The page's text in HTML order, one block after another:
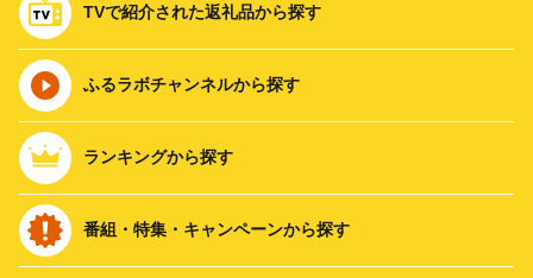
TVで紹介された返礼品から探す
ふるラボチャンネルから探す
ランキングから探す
番組・特集・キャンペーンから探す